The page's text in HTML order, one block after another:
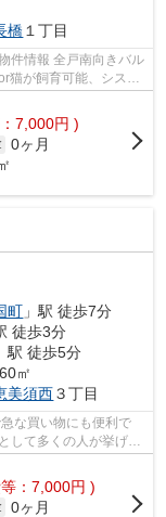
橋１丁目
件情報 全戸南向きバル
猫が飼育可能、システ
7,000円 )
0ヶ月
町 」駅 徒歩7分
徒歩3分
駅 徒歩5分
㎡
美須西３丁目
な買い物にも便利で
して多くの人が挙げ
：7,000円 )
0ヶ月